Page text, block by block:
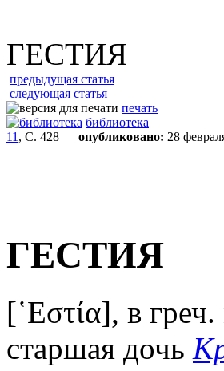
ГЕСТИЯ
предыдущая статья
следующая статья
печать
библиотека
11 , С. 428 опубликовано: 28
ГЕСТИЯ
[῾Εστία], в
старшая дочь